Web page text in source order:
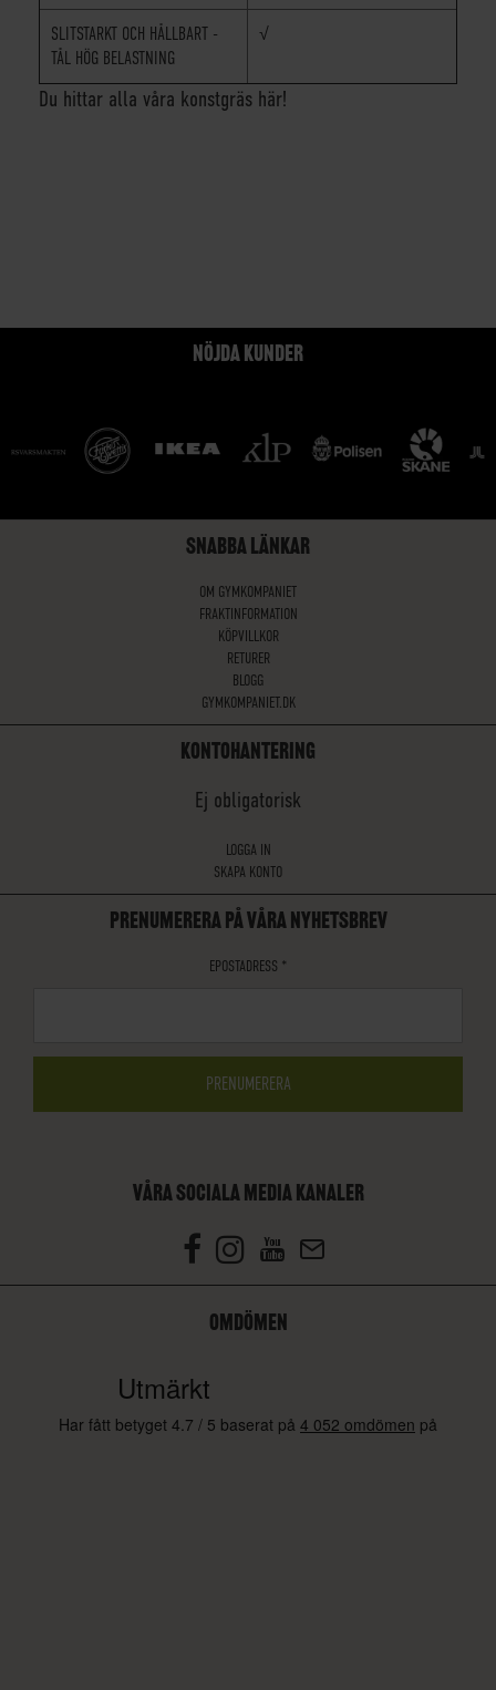
SLITSTARKT OCH HÅLLBART -
TÅL HÖG BELASTNING
√
Du hittar alla våra konstgräs här!
NÖJDA KUNDER
SNABBA LÄNKAR
OM GYMKOMPANIET
FRAKTINFORMATION
KÖPVILLKOR
RETURER
BLOGG
GYMKOMPANIET.DK
KONTOHANTERING
Ej obligatorisk
LOGGA IN
SKAPA KONTO
PRENUMERERA PÅ VÅRA NYHETSBREV
EPOSTADRESS *
VÅRA SOCIALA MEDIA KANALER
OMDÖMEN